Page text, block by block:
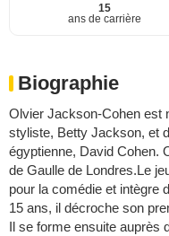
15
ans de carrière
Biographie
Olvier Jackson-Cohen est
styliste, Betty Jackson, et
égyptienne, David Cohen.
de Gaulle de Londres.Le
pour la comédie et intègre
15 ans, il décroche son
Il se forme ensuite auprès